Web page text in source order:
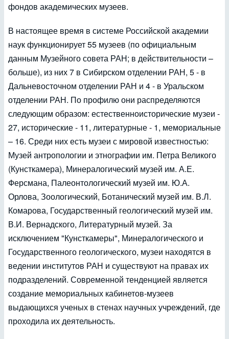
фондов академических музеев.
В настоящее время в системе Российской академии
наук функционирует 55 музеев (по официальным
данным Музейного совета РАН; в действительности –
больше), из них 7 в Сибирском отделении РАН, 5 - в
Дальневосточном отделении РАН и 4 - в Уральском
отделении РАН. По профилю они распределяются
следующим образом: естественноисторические музеи -
27, исторические - 11, литературные - 1, мемориальные
– 16. Среди них есть музеи с мировой известностью:
Музей антропологии и этнографии им. Петра Великого
(Кунсткамера), Минералогический музей им. А.Е.
Ферсмана, Палеонтологический музей им. Ю.А.
Орлова, Зоологический, Ботанический музей им. В.Л.
Комарова, Государственный геологический музей им.
В.И. Вернадского, Литературный музей. За
исключением "Кунсткамеры", Минералогического и
Государственного геологического, музеи находятся в
ведении институтов РАН и существуют на правах их
подразделений. Современной тенденцией является
создание мемориальных кабинетов-музеев
выдающихся ученых в стенах научных учреждений, где
проходила их деятельность.